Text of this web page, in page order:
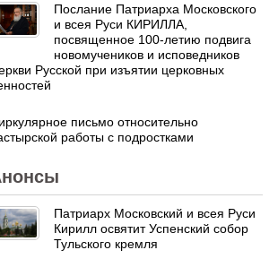
Послание Патриарха Московского
и всея Руси КИРИЛЛА,
посвященное 100-летию подвига
новомучеников и исповедников
Русской при изъятии церковных
письмо относительно
работы с подростками
Патриарх Московский и всея Руси
Кирилл освятит Успенский собор
Тульского кремля